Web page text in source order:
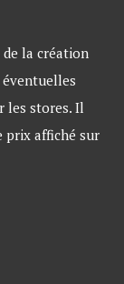
la création
les stores. Il
prix affiché sur